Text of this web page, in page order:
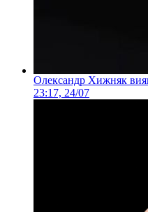
Олександр Хижняк
23:17, 24/07